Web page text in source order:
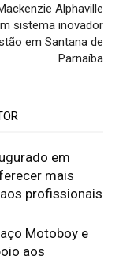
Alphaville
sistema inovador
em Santana de
Parnaíba
em
mais
profissionais
Motoboy e
aos